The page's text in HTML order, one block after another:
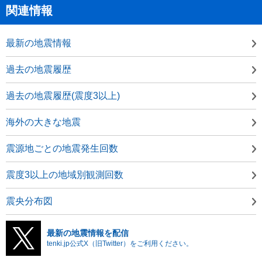
関連情報
最新の地震情報
過去の地震履歴
過去の地震履歴(震度3以上)
海外の大きな地震
震源地ごとの地震発生回数
震度3以上の地域別観測回数
震央分布図
最新の地震情報を配信
tenki.jp公式X（旧Twitter）をご利用ください。